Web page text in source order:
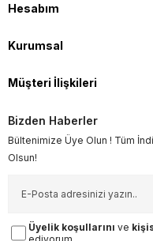
Hesabım
Kurumsal
Müşteri İlişkileri
Bizden Haberler
Bültenimize Üye Olun ! Tüm
Olsun!
Üyelik koşullarını ve